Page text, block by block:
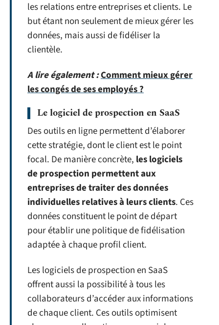
les relations entre entreprises et clients. Le
but étant non seulement de mieux gérer les
données, mais aussi de fidéliser la
clientèle.
A lire également :Comment mieux gérer
les congés de ses employés ?
Le logiciel de prospection en SaaS
Des outils en ligne permettent d’élaborer
cette stratégie, dont le client est le point
focal. De manière concrète, les logiciels
de prospection permettent aux
entreprises de traiter des données
individuelles relatives à leurs clients. Ces
données constituent le point de départ
pour établir une politique de fidélisation
adaptée à chaque profil client.
Les logiciels de prospection en SaaS
offrent aussi la possibilité à tous les
collaborateurs d’accéder aux informations
de chaque client. Ces outils optimisent